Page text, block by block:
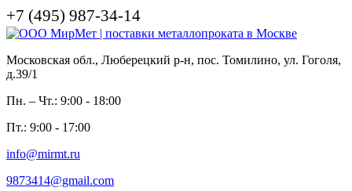
+7 (495) 987-34-14
Московская обл., Люберецкий р-н, пос. Томилино, ул. Гоголя,
д.39/1
Пн. – Чт.: 9:00 - 18:00
Пт.: 9:00 - 17:00
info@mirmt.ru
9873414@gmail.com